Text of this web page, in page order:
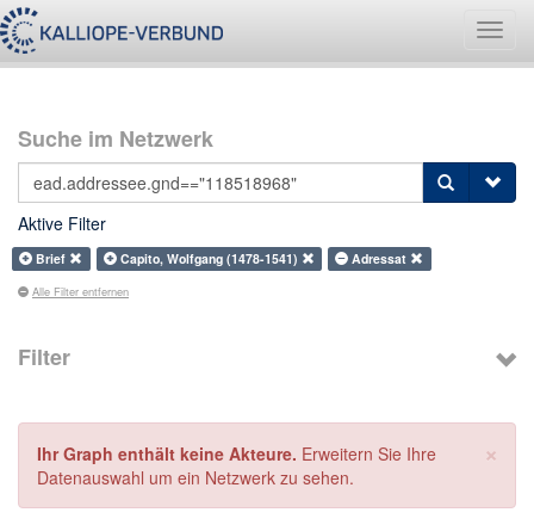
Suche im Netzwerk
Aktive Filter
Brief Capito, Wolfgang (1478-1541) Adressat
Alle Filter entfernen
Filter
×
Ihr Graph enthält keine Akteure. Erweitern Sie Ihre
Datenauswahl um ein Netzwerk zu sehen.